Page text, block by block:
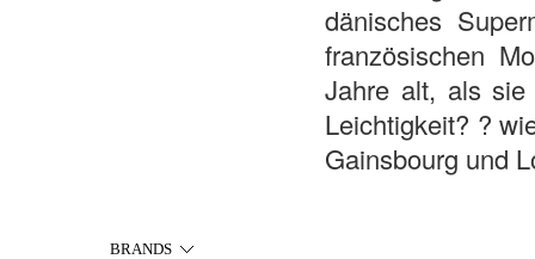
dänisches
französischen
Jahre alt, als
Leichtigkeit? ?
Gainsbourg und
BRANDS